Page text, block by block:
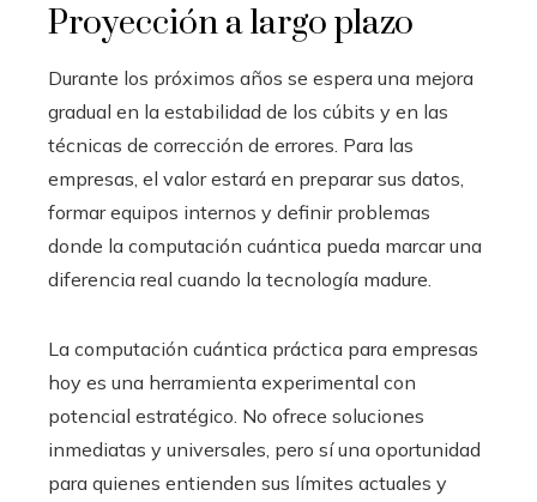
Proyección a largo plazo
Durante los próximos años se espera una mejora
gradual en la estabilidad de los cúbits y en las
técnicas de corrección de errores. Para las
empresas, el valor estará en preparar sus datos,
formar equipos internos y definir problemas
donde la computación cuántica pueda marcar una
diferencia real cuando la tecnología madure.
La computación cuántica práctica para empresas
hoy es una herramienta experimental con
potencial estratégico. No ofrece soluciones
inmediatas y universales, pero sí una oportunidad
para quienes entienden sus límites actuales y